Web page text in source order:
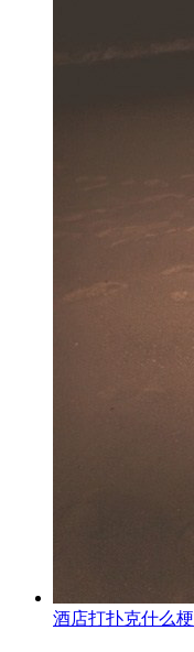
酒店打扑克什么梗